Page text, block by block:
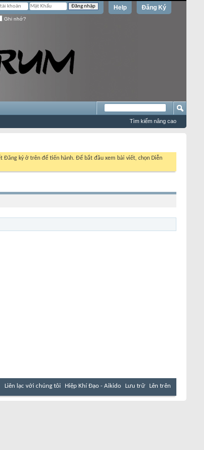
Đăng Ký
Help
Ghi nhớ?
Tìm kiếm nâng cao
Đăng ký ở trên để tiến hành. Để bắt đầu xem bài viết, chọn Diễn
Liên lạc với chúng tôi Hiệp Khí Đạo - Aikido Lưu trữ Lên trên